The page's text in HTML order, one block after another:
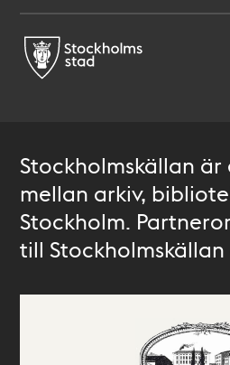
Stockholmskällan
mellan arkiv,
Stockholm.
till Stockholmskällan